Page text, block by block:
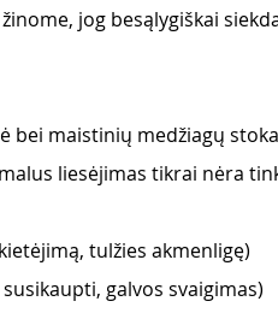
jog besąlygiškai
bei maistinių medžiagų
liesėjimas tikrai nėra
tulžies akmenligę)
galvos svaigimas)